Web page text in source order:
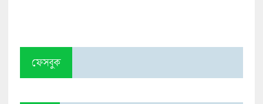
ফেসবুক